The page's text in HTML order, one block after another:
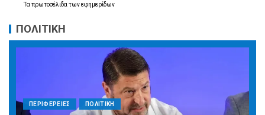
Τα πρωτοσέλιδα τωνεφημερίδων
ΠΟΛΙΤΙΚΗ
ΠΕΡΙΦΕΡΕΙΕΣ ΠΟΛΙΤΙΚΗ